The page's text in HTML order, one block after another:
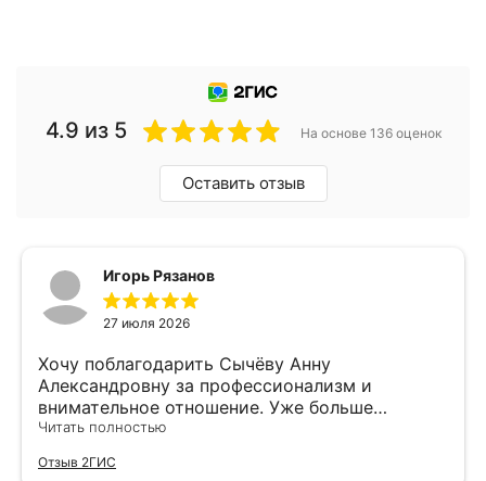
4.9 из 5 На основе 136 оценок
Оставить отзыв
Игорь Рязанов
27 июля 2026
Хочу поблагодарить Сычёву Анну
Александровну за профессионализм и
внимательное отношение. Уже больше
полугода прохожу у неё ортодонтическое
было подробно объяснено: как будет
Читать полностью
Отзыв 2ГИС